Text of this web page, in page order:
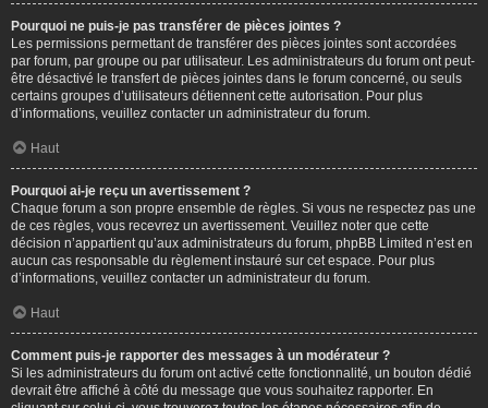
Pourquoi ne puis-je pas transférer de pièces jointes ?
Les permissions permettant de transférer des pièces jointes sont accordées
par forum, par groupe ou par utilisateur. Les administrateurs du forum ont peut-
être désactivé le transfert de pièces jointes dans le forum concerné, ou seuls
certains groupes d’utilisateurs détiennent cette autorisation. Pour plus
d’informations, veuillez contacter un administrateur du forum.
Haut
Pourquoi ai-je reçu un avertissement ?
Chaque forum a son propre ensemble de règles. Si vous ne respectez pas une
de ces règles, vous recevrez un avertissement. Veuillez noter que cette
décision n’appartient qu’aux administrateurs du forum, phpBB Limited n’est en
aucun cas responsable du règlement instauré sur cet espace. Pour plus
d’informations, veuillez contacter un administrateur du forum.
Haut
Comment puis-je rapporter des messages à un modérateur ?
Si les administrateurs du forum ont activé cette fonctionnalité, un bouton dédié
devrait être affiché à côté du message que vous souhaitez rapporter. En